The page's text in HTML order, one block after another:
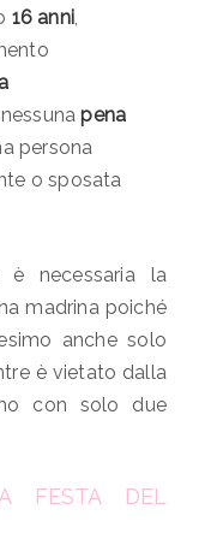
16 anni,
pena
persona
o sposata
necessaria la
madrina poiché
anche solo
è vietato dalla
con solo due
FESTA DEL